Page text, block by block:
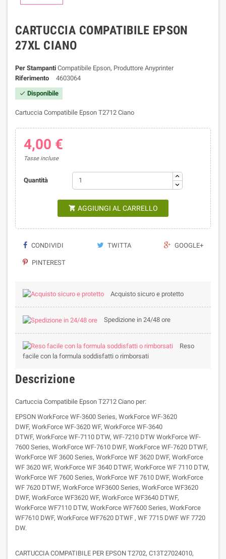
CARTUCCIA COMPATIBILE EPSON
27XL CIANO
Per Stampanti Compatibile Epson, Produttore Anyprinter
Riferimento
4603064
 Disponibile
Cartuccia Compatibile Epson T2712 Ciano
4,00 €
Tasse incluse
Quantità
 AGGIUNGI AL CARRELLO
CONDIVIDI TWITTA GOOGLE+
PINTEREST
Acquisto sicuro e protetto
Spedizione in 24/48 ore
Reso
facile con la formula soddisfatti o rimborsati
Descrizione
Cartuccia Compatibile Epson T2712 Ciano per:
EPSON WorkForce WF-3600 Series, WorkForce WF-3620
DWF, WorkForce WF-3620 WF, WorkForce WF-3640
DTWF, WorkForce WF-7110 DTW, WF-7210 DTW WorkForce WF-
7600 Series, WorkForce WF-7610 DWF, WorkForce WF-7620 DTWF,
WorkForce WF 3600 Series, WorkForce WF 3620 DWF, WorkForce
WF 3620 WF, WorkForce WF 3640 DTWF, WorkForce WF 7110 DTW,
WorkForce WF 7600 Series, WorkForce WF 7610 DWF, WorkForce
WF 7620 DTWF, WorkForce WF3600 Series, WorkForce WF3620
DWF, WorkForce WF3620 WF, WorkForce WF3640 DTWF,
WorkForce WF7110 DTW, WorkForce WF7600 Series, WorkForce
WF7610 DWF, WorkForce WF7620 DTWF , WF 7715 DWF WF 7720
DW.
CARTUCCIA COMPATIBILE PER EPSON T2702, C13T27024010,